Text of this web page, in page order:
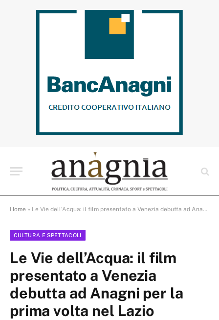
Home » Le Vie dell’Acqua: il film presentato a Venezia debutta ad Anagni per la prima volta nel Lazio
CULTURA E SPETTACOLI
Le Vie dell’Acqua: il film
presentato a Venezia
debutta ad Anagni per la
prima volta nel Lazio